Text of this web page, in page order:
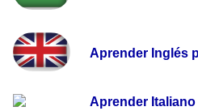
Aprender Inglés
Aprender